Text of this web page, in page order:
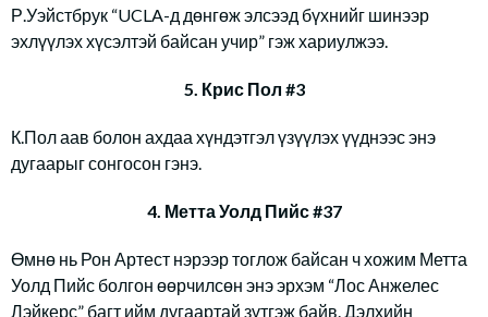
Р.Уэйстбрук “UCLA-д дөнгөж элсээд бүхнийг шинээр
эхлүүлэх хүсэлтэй байсан учир” гэж хариулжээ.
5. Крис Пол #3
К.Пол аав болон ахдаа хүндэтгэл үзүүлэх үүднээс энэ
дугаарыг сонгосон гэнэ.
4. Метта Уолд Пийс #37
Өмнө нь Рон Артест нэрээр тоглож байсан ч хожим Метта
Уолд Пийс болгон өөрчилсөн энэ эрхэм “Лос Анжелес
Лэйкерс” багт ийм дугаартай зүтгэж байв. Дэлхийн